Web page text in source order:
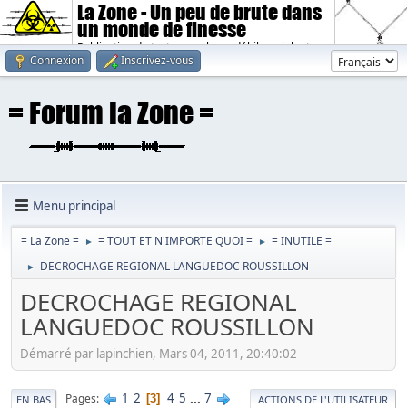
La Zone - Un peu de brute dans
un monde de finesse
Publication de textes sombres, débiles, violents.
Connexion
Inscrivez-vous
Menu principal
= La Zone = ► = TOUT ET N'IMPORTE QUOI = ► = INUTILE =
► DECROCHAGE REGIONAL LANGUEDOC ROUSSILLON
DECROCHAGE REGIONAL
LANGUEDOC ROUSSILLON
Démarré par lapinchien, Mars 04, 2011, 20:40:02
EN BAS Pages 1 2 3 4 5 ... 7 ACTIONS DE L'UTILISATEUR